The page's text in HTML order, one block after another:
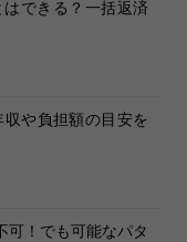
できる？一括返済
や負担額の目安を
可！でも可能なパタ